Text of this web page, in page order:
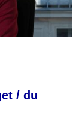
/ du